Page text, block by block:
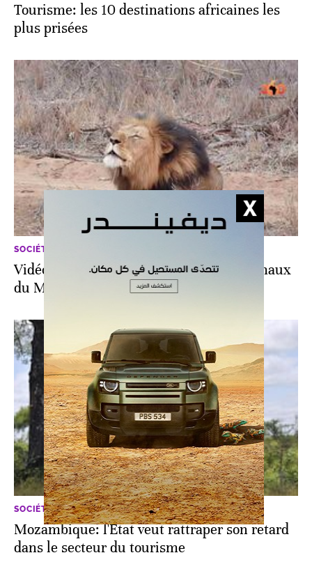
Tourisme: les 10 destinations africaines les
plus prisées
SOCIÉTÉ
Vidéo. Afrique du Sud: au cœur des animaux
du Marakele National Park
SOCIÉTÉ
Mozambique: l'Etat veut rattraper son retard
dans le secteur du tourisme